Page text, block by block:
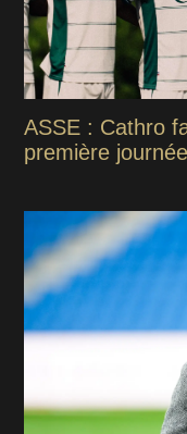
ASSE : Cathro
première journée